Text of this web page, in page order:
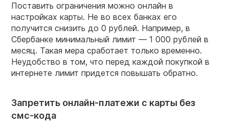
Поставить ограничения можно онлайн в
настройках карты. Не во всех банках его
получится снизить до 0 рублей. Например, в
Сбербанке минимальный лимит — 1 000 рублей в
месяц. Такая мера сработает только временно.
Неудобство в том, что перед каждой покупкой в
интернете лимит придется повышать обратно.
Запретить онлайн-платежи с карты без
смс-кода